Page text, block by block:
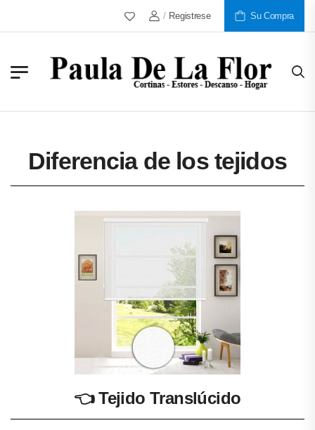
Más De 30 Años Al Servicio De
/ Registrese Su Compra
Diferencia de los tejidos
👈Tejido Translúcido